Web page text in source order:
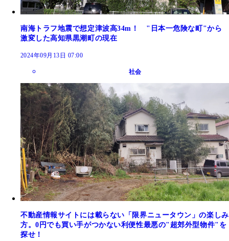
南海トラフ地震で想定津波高34m！ "日本一危険な町"から
激変した高知県黒潮町の現在
2024年09月13日 07:00
社会
不動産情報サイトには載らない「限界ニュータウン」の楽しみ
方。0円でも買い手がつかない利便性最悪の"超郊外型物件"を
探せ！